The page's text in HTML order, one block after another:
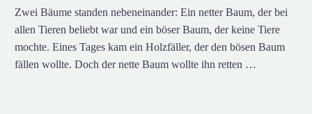
Zwei Bäume standen nebeneinander: Ein netter Baum, der bei
allen Tieren beliebt war und ein böser Baum, der keine Tiere
mochte. Eines Tages kam ein Holzfäller, der den bösen Baum
fällen wollte. Doch der nette Baum wollte ihn retten …